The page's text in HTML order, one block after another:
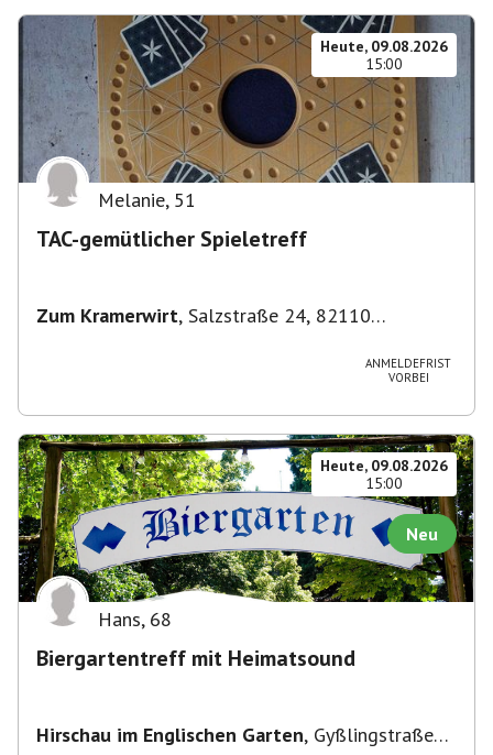
Heute, 09.08.2026
15:00
Melanie, 51
TAC-gemütlicher Spieletreff
Zum Kramerwirt, Salzstraße 24, 82110
ANMELDEFRIST
VORBEI
Heute, 09.08.2026
15:00
Neu
Hans, 68
Biergartentreff mit Heimatsound
Hirschau im Englischen Garten, Gyßlingstraße